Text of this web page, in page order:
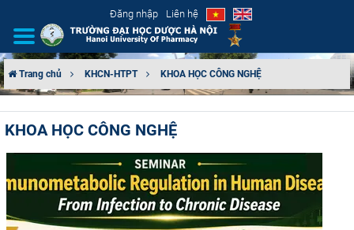
Đăng nhập Liên hệ
CƠ CẤU TỔ CHỨC
TUYỂN SINH
ĐÀO TẠO
Trang chủ KHCN-HTPT KHOA HỌC CÔNG NGHỆ
KHOA HỌC CÔNG NGHỆ